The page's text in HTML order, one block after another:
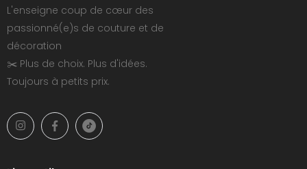
L'enseigne coup de cœur des
passionné(e)s de couture et de
décoration
✂️ Plus de choix. Plus d'idées.
Toujours à petits prix.